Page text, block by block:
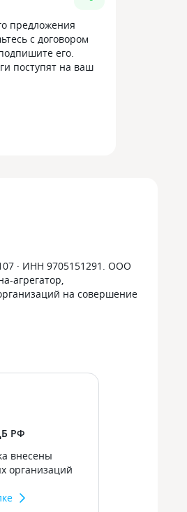
предложения
с договором
его.
поступят на ваш
· ИНН 9705151291. ООО
агрегатор,
на совершение
РФ
внесены
организаций